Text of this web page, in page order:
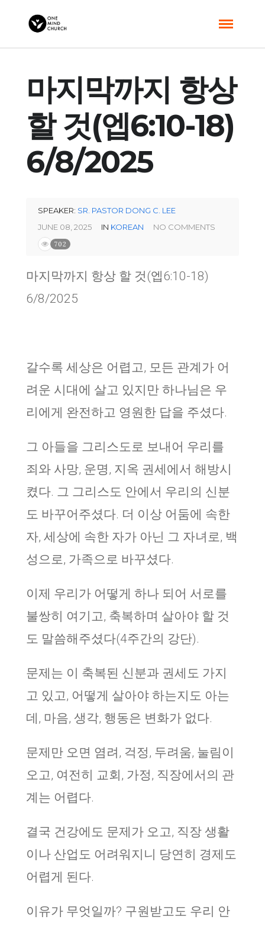
마지막까지 항상
할 것(엡6:10-18)
6/8/2025
SPEAKER: SR. PASTOR DONG C. LEE
JUNE 08, 2025
IN KOREAN NO COMMENTS
702
마지막까지 항상 할 것(엡6:10-18)
6/8/2025
갈수록 세상은 어렵고, 모든 관계가 어
려운 시대에 살고 있지만 하나님은 우
리에게 완전하고 영원한 답을 주셨다.
그 아들을 그리스도로 보내어 우리를
죄와 사망, 운명, 지옥 권세에서 해방시
켰다. 그 그리스도 안에서 우리의 신분
도 바꾸어주셨다. 더 이상 어둠에 속한
자, 세상에 속한 자가 아닌 그 자녀로, 백
성으로, 가족으로 바꾸셨다.
이제 우리가 어떻게 하나 되어 서로를
불쌍히 여기고, 축복하며 살아야 할 것
도 말씀해주셨다(4주간의 강단).
문제는 이 축복된 신분과 권세도 가지
고 있고, 어떻게 살아야 하는지도 아는
데, 마음, 생각, 행동은 변화가 없다.
문제만 오면 염려, 걱정, 두려움, 눌림이
오고, 여전히 교회, 가정, 직장에서의 관
계는 어렵다.
결국 건강에도 문제가 오고, 직장 생활
이나 산업도 어려워지니 당연히 경제도
어렵게 된다.
이유가 무엇일까? 구원받고도 우리 안